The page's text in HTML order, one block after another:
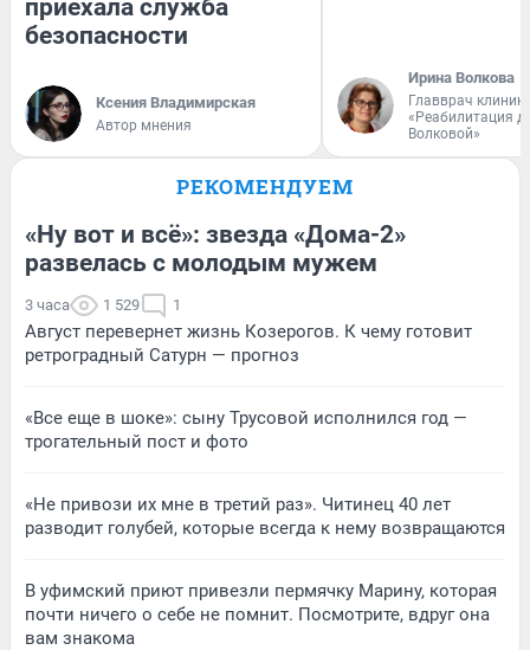
приехала служба
безопасности
Ксения Владимирская
Автор мнения
Ирина Волкова
Главврач
«Реабилитация
Волковой»
РЕКОМЕНДУЕМ
«Ну вот и всё»: звезда «Дома-2»
развелась с молодым мужем
3 часа 1 529 1
Август перевернет жизнь Козерогов. К чему готовит
ретроградный Сатурн — прогноз
«Все еще в шоке»: сыну Трусовой исполнился год —
трогательный пост и фото
«Не привози их мне в третий раз». Читинец 40 лет
разводит голубей, которые всегда к нему возвращаются
В уфимский приют привезли пермячку Марину, которая
почти ничего о себе не помнит. Посмотрите, вдруг она
вам знакома